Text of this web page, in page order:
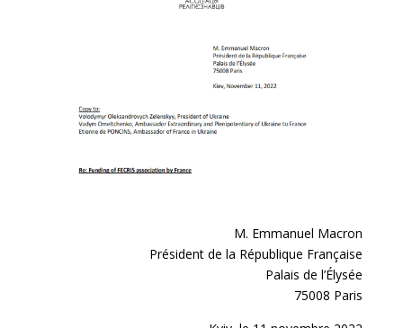
M. Emmanuel Macron
Président de la République Française
Palais de l’Élysée
75008 Paris